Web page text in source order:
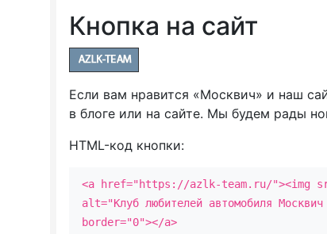
Кнопка на сайт
Если вам нравится «Москвич» и наш
в блоге или на сайте. Мы будем рады
HTML-код кнопки:
<a href="https://azlk-team.ru/"><img
alt="Клуб любителей автомобиля
border="0"></a>